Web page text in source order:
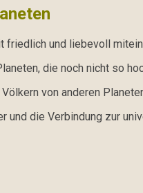
friedlich und liebevoll
die noch nicht so
von anderen
und die Verbindung zur